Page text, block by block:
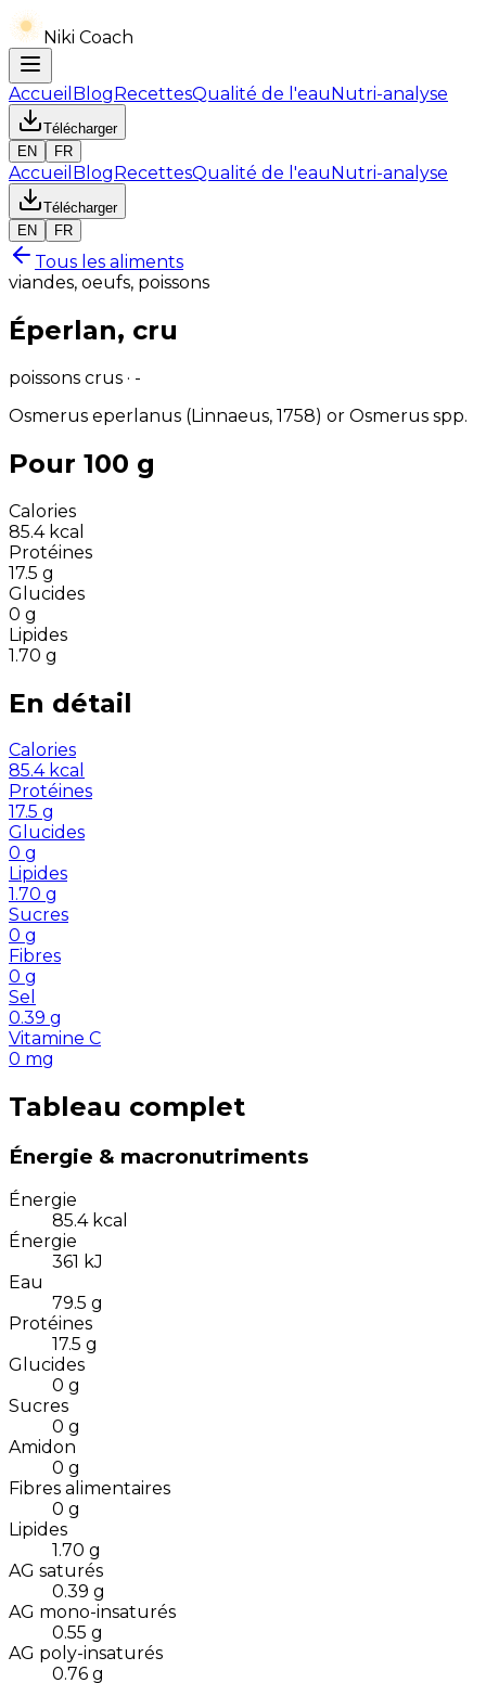
Niki Coach
Accueil BlogRecettesQualité de l'eauNutri-analyse
Télécharger
EN
FR
Accueil BlogRecettesQualité de l'eauNutri-analyse
Télécharger
EN
FR
Tous les aliments
viandes, oeufs, poissons
Éperlan, cru
poissons crus · -
Osmerus eperlanus (Linnaeus, 1758) or Osmerus spp.
Pour 100 g
Calories
85.4 kcal
Protéines
17.5 g
Glucides
0 g
Lipides
1.70 g
En détail
Calories
85.4 kcal
Protéines
17.5 g
Glucides
0 g
Lipides
1.70 g
Sucres
0 g
Fibres
0 g
Sel
0.39 g
Vitamine C
0 mg
Tableau complet
Énergie & macronutriments
Énergie
85.4 kcal
Énergie
361 kJ
Eau
79.5 g
Protéines
17.5 g
Glucides
0 g
Sucres
0 g
Amidon
0 g
Fibres alimentaires
0 g
Lipides
1.70 g
AG saturés
0.39 g
AG mono-insaturés
0.55 g
AG poly-insaturés
0.76 g